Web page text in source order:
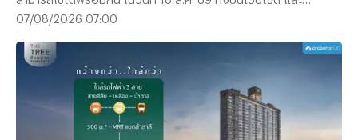
Application | *ไม่มีค่าใช้จ่าย สามารถใช้ฟรีได้ทุกท่าน
07/08/2026 07:00